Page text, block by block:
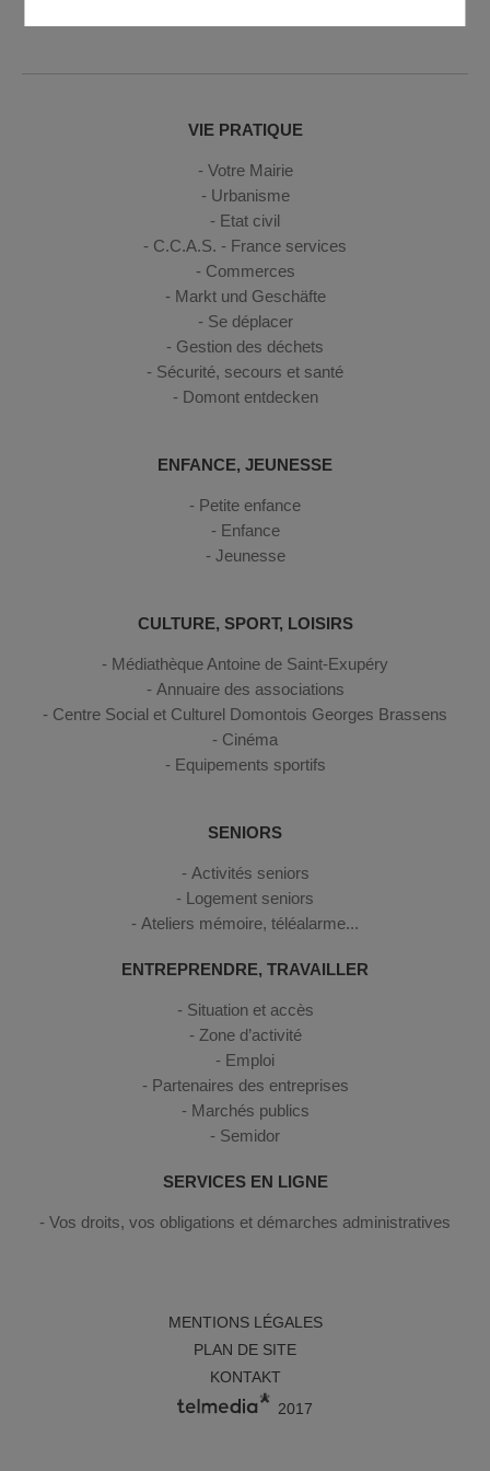
VIE PRATIQUE
Votre Mairie
Urbanisme
Etat civil
C.C.A.S. - France services
Commerces
Markt und Geschäfte
Se déplacer
Gestion des déchets
Sécurité, secours et santé
Domont entdecken
ENFANCE, JEUNESSE
Petite enfance
Enfance
Jeunesse
CULTURE, SPORT, LOISIRS
Médiathèque Antoine de Saint-Exupéry
Annuaire des associations
Centre Social et Culturel Domontois Georges Brassens
Cinéma
Equipements sportifs
SENIORS
Activités seniors
Logement seniors
Ateliers mémoire, téléalarme...
ENTREPRENDRE, TRAVAILLER
Situation et accès
Zone d’activité
Emploi
Partenaires des entreprises
Marchés publics
Semidor
SERVICES EN LIGNE
Vos droits, vos obligations et démarches administratives
MENTIONS LÉGALES
PLAN DE SITE
KONTAKT
2017